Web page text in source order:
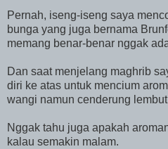
Pernah, iseng-iseng saya
bunga yang juga bernama
memang benar-benar nggak
Dan saat menjelang maghrib
diri ke atas untuk mencium
wangi namun cenderung
Nggak tahu juga apakah
kalau semakin malam.